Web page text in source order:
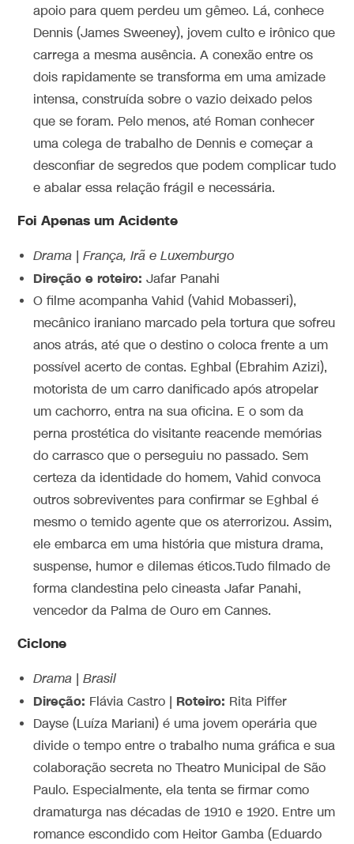
apoio para quem perdeu um gêmeo. Lá, conhece
Dennis (James Sweeney), jovem culto e irônico que
carrega a mesma ausência. A conexão entre os
dois rapidamente se transforma em uma amizade
intensa, construída sobre o vazio deixado pelos
que se foram. Pelo menos, até Roman conhecer
uma colega de trabalho de Dennis e começar a
desconfiar de segredos que podem complicar tudo
e abalar essa relação frágil e necessária.
Foi Apenas um Acidente
Drama | França, Irã e Luxemburgo
Direção e roteiro: Jafar Panahi
O filme acompanha Vahid (Vahid Mobasseri),
mecânico iraniano marcado pela tortura que sofreu
anos atrás, até que o destino o coloca frente a um
possível acerto de contas. Eghbal (Ebrahim Azizi),
motorista de um carro danificado após atropelar
um cachorro, entra na sua oficina. E o som da
perna prostética do visitante reacende memórias
do carrasco que o perseguiu no passado. Sem
certeza da identidade do homem, Vahid convoca
outros sobreviventes para confirmar se Eghbal é
mesmo o temido agente que os aterrorizou.Assim,
ele embarca em uma história que mistura drama,
suspense, humor e dilemas éticos.Tudo filmado de
forma clandestina pelo cineasta Jafar Panahi,
vencedor da Palma de Ouro em Cannes.
Ciclone
Drama | Brasil
Direção: Flávia Castro | Roteiro: Rita Piffer
Dayse (Luíza Mariani) é uma jovem operária que
divide o tempo entre o trabalho numa gráfica e sua
colaboração secreta no Theatro Municipal de São
Paulo. Especialmente, ela tenta se firmar como
dramaturga nas décadas de 1910 e 1920. Entre um
romance escondido com Heitor Gamba (Eduardo